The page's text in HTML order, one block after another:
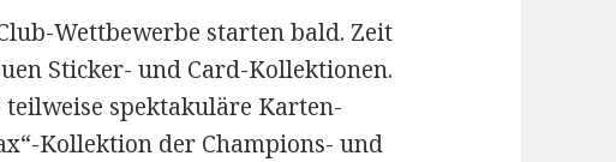
Wettbewerbe starten bald. Zeit
Sticker- und Card-Kollektionen.
teilweise spektakuläre Karten-
Kollektion der Champions- und